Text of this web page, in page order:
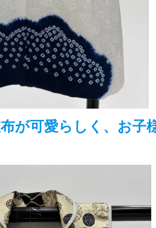
が可愛らしく、お子